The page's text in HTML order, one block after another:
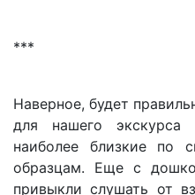
***
Наверное, будет
для нашего экскурса
наиболее близкие по
образцам. Еще с
привыкли слушать от